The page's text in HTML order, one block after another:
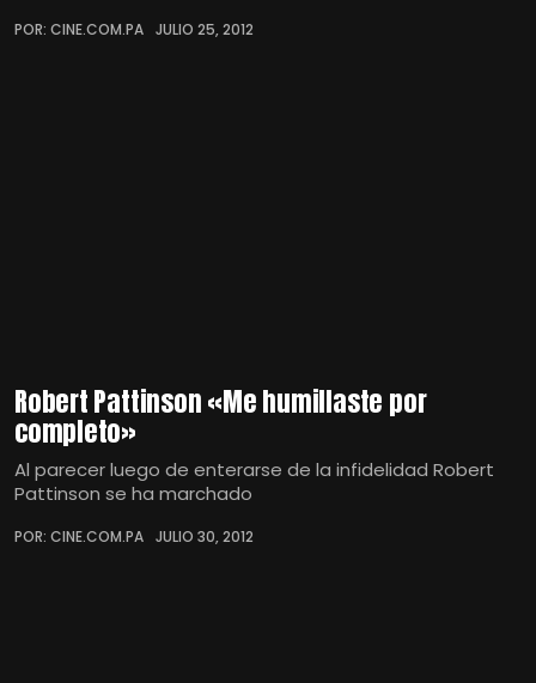
POR: CINE.COM.PA JULIO 25, 2012
Robert Pattinson «Me humillaste por
completo»
Al parecer luego de enterarse de la infidelidad Robert
Pattinson se ha marchado
POR: CINE.COM.PA JULIO 30, 2012